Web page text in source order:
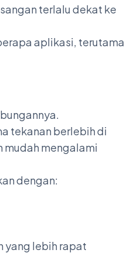
terlalu dekat ke
aplikasi, terutama
tekanan berlebih di
mudah mengalami
dengan:
yang lebih rapat